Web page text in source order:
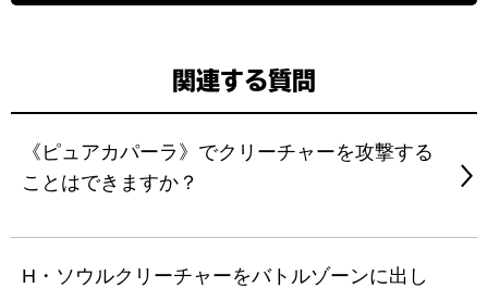
関連する質問
《ピュアカパーラ》でクリーチャーを攻撃する
ことはできますか？
H・ソウルクリーチャーをバトルゾーンに出し